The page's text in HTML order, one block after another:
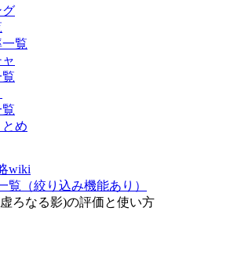
グ
覧
め
wiki
覧（絞り込み機能あり）
ろなる影)の評価と使い方